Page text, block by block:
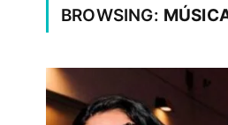
BROWSING: